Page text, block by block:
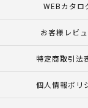
WEBカタロ
お客様レビ
特定商取引法
個人情報ポリ